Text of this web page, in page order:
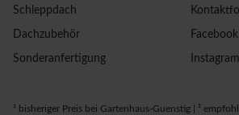
Schleppdach
Dachzubehör
Sonderanfertigung
Facebook
Instagram
¹ bisheriger Preis bei Gartenhaus-Guenstig | ²